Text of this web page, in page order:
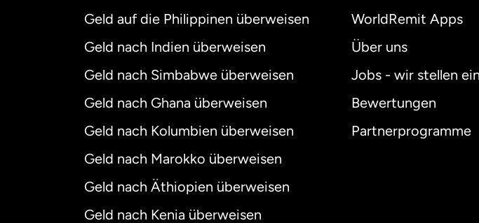
Geld auf die Philippinen überweisen
Geld nach Indien überweisen
Geld nach Simbabwe überweisen
Geld nach Ghana überweisen
Geld nach Kolumbien überweisen
Geld nach Marokko überweisen
Geld nach Äthiopien überweisen
Geld nach Kenia überweisen
WorldRemit Apps
Über uns
Jobs - wir stellen
Bewertungen
Partnerprogramme